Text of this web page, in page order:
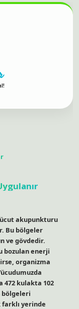
akupunkturu
Bu bölgeler
ve gövdedir.
bozulan enerji
organizma
472 kulakta 102
bölgeleri
yerinde